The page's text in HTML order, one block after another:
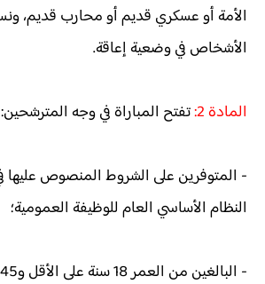
الأشخاص في وضعية إعاقة.
المادة 2: تفتح المباراة في وجه المترشحين:
النظام الأساسي العام للوظيفة العمومية؛